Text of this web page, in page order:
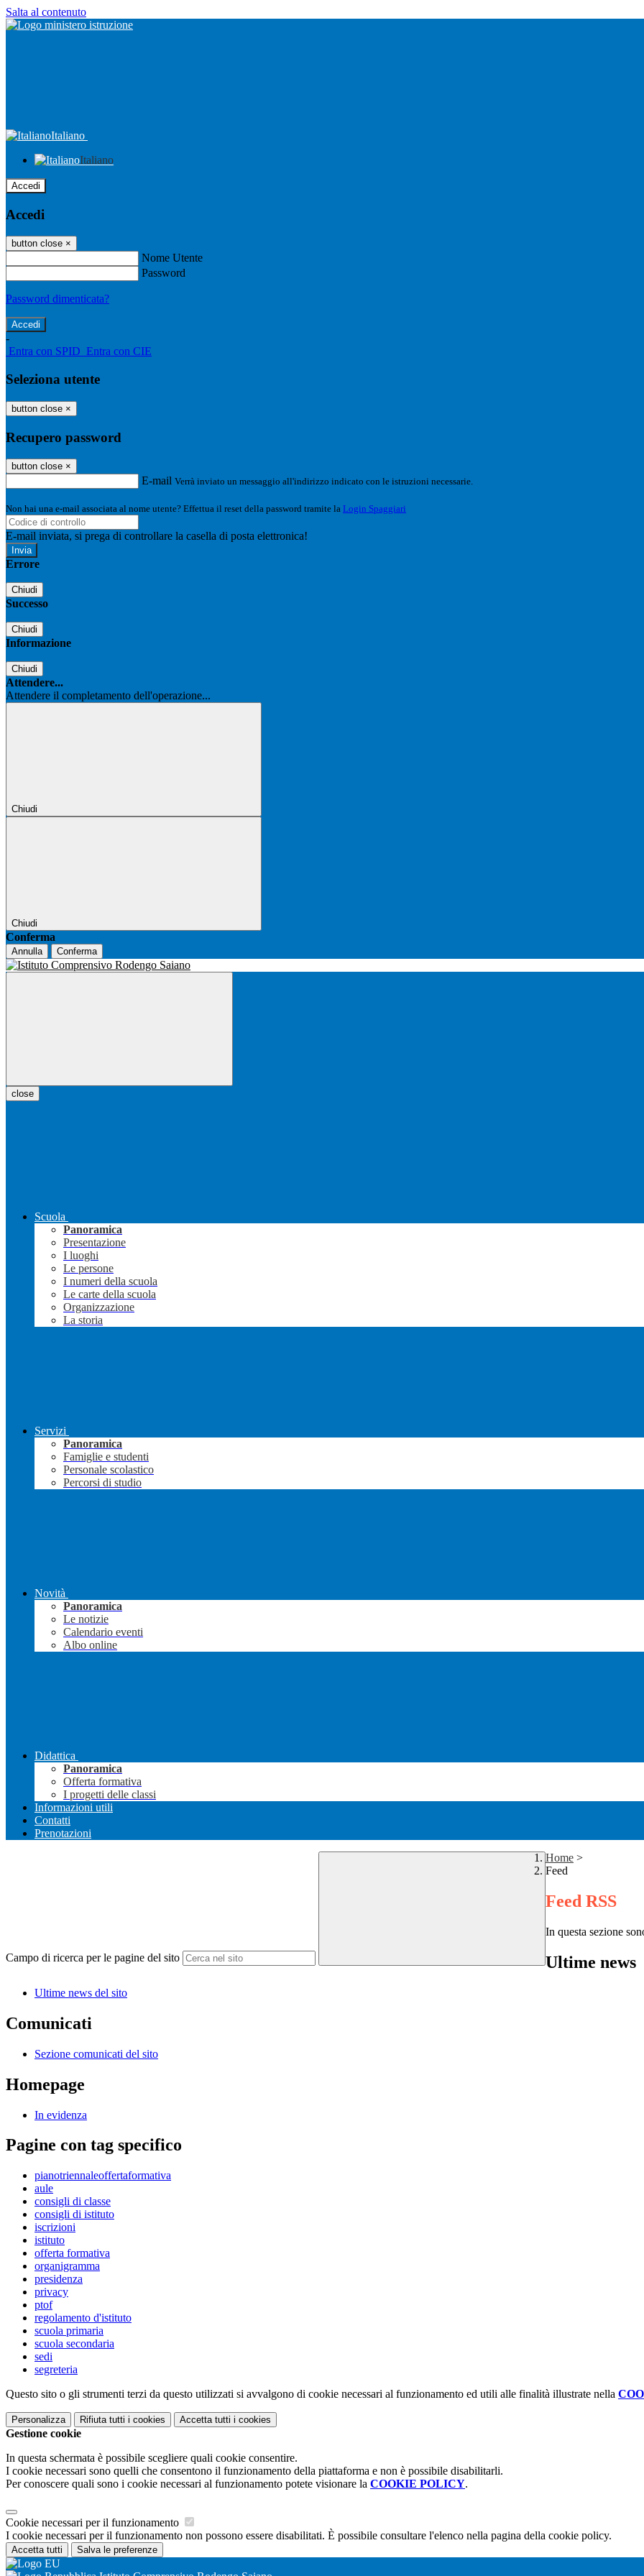
Salta al contenuto
Italiano
Italiano
Accedi
Accedi
button close ×
Nome Utente
Password
Password dimenticata?
-
Entra con SPID Entra con CIE
Seleziona utente
button close ×
Recupero password
button close ×
E-mail Verrà inviato un messaggio all'indirizzo indicato con le istruzioni necessarie.
Non hai una e-mail associata al nome utente? Effettua il reset della password tramite la Login Spaggiari
E-mail inviata, si prega di controllare la casella di posta elettronica!
Errore
Chiudi
Successo
Chiudi
Informazione
Chiudi
Attendere...
Attendere il completamento dell'operazione...
Chiudi
Chiudi
Conferma
Annulla Conferma
close
Scuola
Panoramica
Presentazione
I luoghi
Le persone
I numeri della scuola
Le carte della scuola
Organizzazione
La storia
Servizi
Panoramica
Famiglie e studenti
Personale scolastico
Percorsi di studio
Novità
Panoramica
Le notizie
Calendario eventi
Albo online
Didattica
Panoramica
Offerta formativa
I progetti delle classi
Informazioni utili
Contatti
Prenotazioni
Campo di ricerca per le pagine del sito
Home >
Feed
Feed RSS
In questa sezione
Ultime news
Ultime news del sito
Comunicati
Sezione comunicati del sito
Homepage
In evidenza
Pagine con tag specifico
pianotriennaleoffertaformativa
aule
consigli di classe
consigli di istituto
iscrizioni
istituto
offerta formativa
organigramma
presidenza
privacy
ptof
regolamento d'istituto
scuola primaria
scuola secondaria
sedi
segreteria
Questo sito o gli strumenti terzi da questo utilizzati si avvalgono di cookie necessari al funzionamento ed utili alle finalità illustrate nella
Personalizza Rifiuta tutti i cookies Accetta tutti i cookies
Gestione cookie
In questa schermata è possibile scegliere quali cookie consentire.
I cookie necessari sono quelli che consentono il funzionamento della piattaforma e non è possibile disabilitarli.
Per conoscere quali sono i cookie necessari al funzionamento potete visionare la COOKIE POLICY.
Cookie necessari per il funzionamento
I cookie necessari per il funzionamento non possono essere disabilitati. È possibile consultare l'elenco nella pagina della cookie policy.
Accetta tutti Salva le preferenze